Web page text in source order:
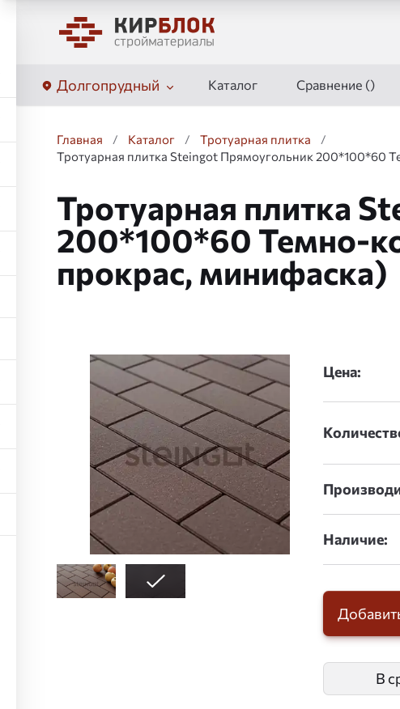
Долгопрудный Каталог Сравнение ()
Главная / Каталог / Тротуарная плитка
/
Тротуарная плитка Steingot Прямоугольник 200*100*60
Тротуарная плитка
200*100*60 Темно-
прокрас, минифаска)
Слайдшоу Цена:
Наличие:
В